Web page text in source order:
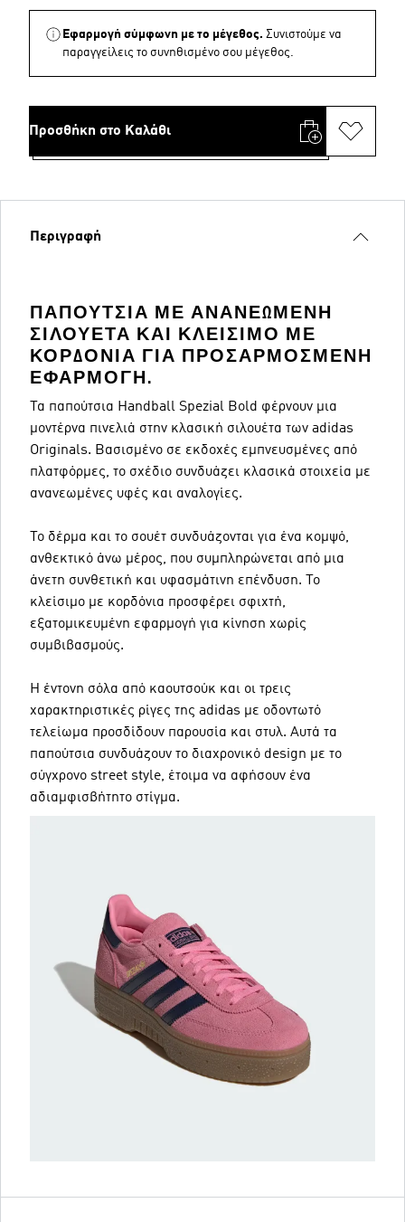
Εφαρμογή σύμφωνη με το μέγεθος. Συνιστούμε να
παραγγείλεις το συνηθισμένο σου μέγεθος.
Προσθήκη στο Καλάθι
Περιγραφή
ΠΑΠΟΎΤΣΙΑ ΜΕ ΑΝΑΝΕΩΜΈΝΗ
ΣΙΛΟΥΈΤΑ ΚΑΙ ΚΛΕΊΣΙΜΟ ΜΕ
ΚΟΡΔΌΝΙΑ ΓΙΑ ΠΡΟΣΑΡΜΟΣΜΈΝΗ
ΕΦΑΡΜΟΓΉ.
Τα παπούτσια Handball Spezial Bold φέρνουν μια
μοντέρνα πινελιά στην κλασική σιλουέτα των adidas
Originals. Βασισμένο σε εκδοχές εμπνευσμένες από
πλατφόρμες, το σχέδιο συνδυάζει κλασικά στοιχεία με
ανανεωμένες υφές και αναλογίες.
Το δέρμα και το σουέτ συνδυάζονται για ένα κομψό,
ανθεκτικό άνω μέρος, που συμπληρώνεται από μια
άνετη συνθετική και υφασμάτινη επένδυση. Το
κλείσιμο με κορδόνια προσφέρει σφιχτή,
εξατομικευμένη εφαρμογή για κίνηση χωρίς
συμβιβασμούς.
Η έντονη σόλα από καουτσούκ και οι τρεις
χαρακτηριστικές ρίγες της adidas με οδοντωτό
τελείωμα προσδίδουν παρουσία και στυλ. Αυτά τα
παπούτσια συνδυάζουν το διαχρονικό design με το
σύγχρονο street style, έτοιμα να αφήσουν ένα
αδιαμφισβήτητο στίγμα.